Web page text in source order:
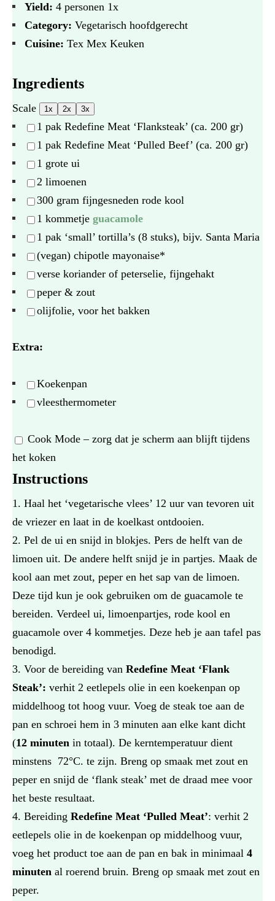
Yield: 4 personen 1x
Category: Vegetarisch hoofdgerecht
Cuisine: Tex Mex Keuken
Ingredients
Scale 1x 2x 3x
1 pak Redefine Meat ‘Flanksteak’ (ca. 200 gr)
1 pak Redefine Meat ‘Pulled Beef’ (ca. 200 gr)
1 grote ui
2 limoenen
300 gram fijngesneden rode kool
1 kommetje guacamole
1 pak ‘small’ tortilla’s (8 stuks), bijv. Santa Maria
(vegan) chipotle mayonaise*
verse koriander of peterselie, fijngehakt
peper & zout
olijfolie, voor het bakken
Extra:
Koekenpan
vleesthermometer
Cook Mode – zorg dat je scherm aan blijft tijdens
het koken
Instructions
Haal het ‘vegetarische vlees’ 12 uur van tevoren uit
de vriezer en laat in de koelkast ontdooien.
Pel de ui en snijd in blokjes. Pers de helft van de
limoen uit. De andere helft snijd je in partjes. Maak de
kool aan met zout, peper en het sap van de limoen.
Deze tijd kun je ook gebruiken om de guacamole te
bereiden. Verdeel ui, limoenpartjes, rode kool en
guacamole over 4 kommetjes. Deze heb je aan tafel pas
benodigd.
Voor de bereiding van Redefine Meat ‘Flank
Steak’: verhit 2 eetlepels olie in een koekenpan op
middelhoog tot hoog vuur. Voeg de steak toe aan de
pan en schroei hem in 3 minuten aan elke kant dicht
(12 minuten in totaal). De kerntemperatuur dient
minstens 72°C. te zijn. Breng op smaak met zout en
peper en snijd de ‘flank steak’ met de draad mee voor
het beste resultaat.
Bereiding Redefine Meat ‘Pulled Meat’: verhit 2
eetlepels olie in de koekenpan op middelhoog vuur,
voeg het product toe aan de pan en bak in minimaal 4
minuten al roerend bruin. Breng op smaak met zout en
peper.